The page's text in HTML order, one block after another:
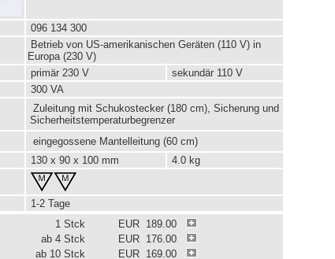
096 134 300
Betrieb von US-amerikanischen Geräten (110 V) in
Europa (230 V)
primär 230 V
sekundär 110 V
300 VA
Zuleitung mit Schukostecker (180 cm), Sicherung und
Sicherheitstemperaturbegrenzer
eingegossene Mantelleitung (60 cm)
130 x 90 x 100 mm
4.0 kg
1-2 Tage
1 Stck
EUR 189.00
ab 4 Stck
EUR 176.00
ab 10 Stck
EUR 169.00